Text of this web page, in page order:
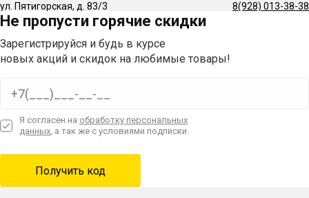
ул. Пятигорская, д. 83/3 8(928) 013-38-38
Не пропусти горячие скидки
Зарегистрируйся и будь в курсе
новых акций и скидок на любимые товары!
Я согласен на обработку персональных
данных, а так же с условиями подписки.